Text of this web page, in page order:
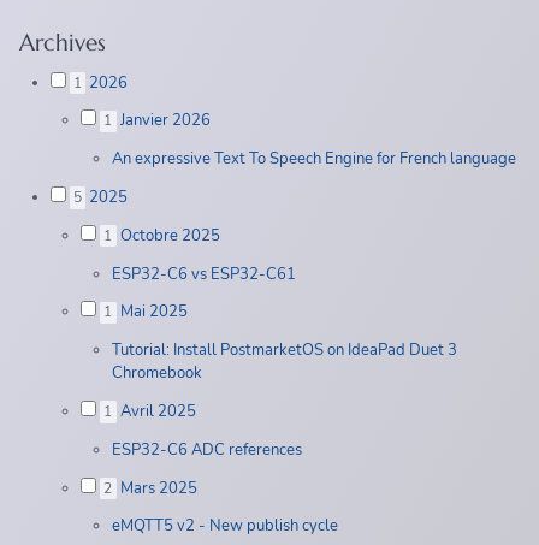
Archives
1 2026
1 Janvier 2026
An expressive Text To Speech Engine for French language
5 2025
1 Octobre 2025
ESP32-C6 vs ESP32-C61
1 Mai 2025
Tutorial: Install PostmarketOS on IdeaPad Duet 3
Chromebook
1 Avril 2025
ESP32-C6 ADC references
2 Mars 2025
eMQTT5 v2 - New publish cycle